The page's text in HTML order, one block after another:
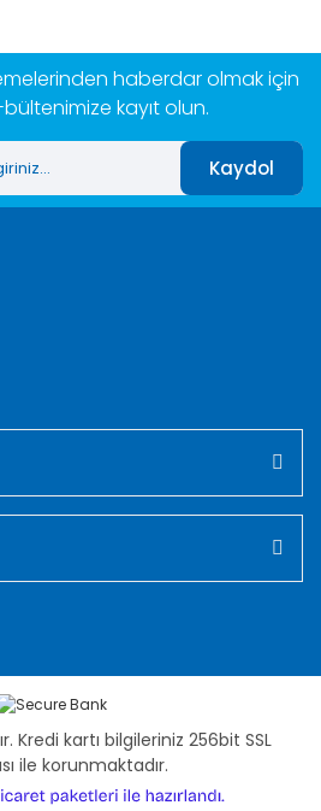
haberdar olmak için
kayıt olun.
Kaydol
Kredi kartı bilgileriniz 256bit SSL
ile korunmaktadır.
e-